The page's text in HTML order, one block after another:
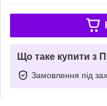
Що таке купити з
Замовлення під